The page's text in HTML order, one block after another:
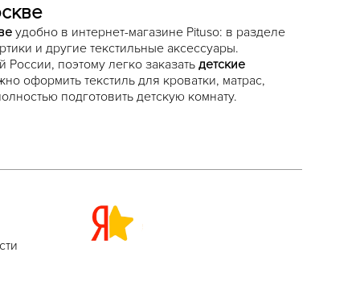
удобно в интернет-магазине Pituso: в разделе
и другие текстильные аксессуары.
поэтому легко заказать детские
оформить текстиль для кроватки, матрас,
подготовить детскую комнату.